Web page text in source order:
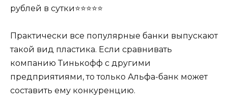
рублей в сутки⭐⭐⭐⭐⭐
Практически все популярные банки выпускают
такой вид пластика. Если сравнивать
компанию Тинькофф с другими
предприятиями, то только Альфа-банк может
составить ему конкуренцию.